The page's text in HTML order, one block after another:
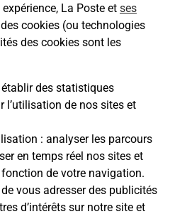
La Poste et ses
cookies (ou technologies
des cookies sont les
établir des statistiques
l’utilisation de nos sites et
: analyser les parcours
en temps réel nos sites et
de votre navigation.
vous adresser des publicités
d’intérêts sur notre site et
du courrierlundià 08h30
onglet